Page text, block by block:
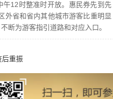
午12时整准时开放。惠民券先到先
外省和省内其他城市游客比重明显
断为游客指引道路和对应入口。
后重振